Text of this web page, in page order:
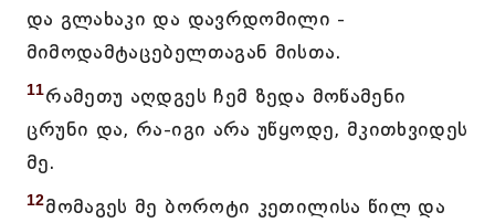
და გლახაკი და დავრდომილი -
მიმოდამტაცებელთაგან მისთა.
11რამეთუ აღდგეს ჩემ ზედა მოწამენი
ცრუნი და, რა-იგი არა უწყოდე, მკითხვიდეს
მე.
12მომაგეს მე ბოროტი კეთილისა წილ და